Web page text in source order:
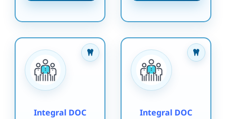
Integral DOC
Integral DOC